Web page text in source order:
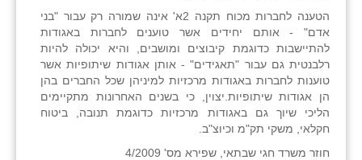
הטענה לחברות מכוח תקנה 2א' אינה שמורה רק עבור "בני
אדם" - אותם יחידים אשר טוענים לחברות באגודות
להתיישבות כדוגמת קיבוצים ומושבים, והיא יכולה להיות
רלבנטית גם עבור "תאגידים" - אותן אגודות שיתופיות אשר
טוענות לחברות באגודות מרכזיות למיניהן שכל החברים בהן
הן אגודות שיתופיות.יצוין, כי בשנים האחרונות מתקיימים
הליכי שיוך גם באגודות מרכזיות כדוגמת תנובה, ביטוח
חקלאי, משקי תק"מ וכיוצ"ב.
חוזר משרד חגי שבתאי, שפירא מס' 4/2009
כפר מרדכי
כפר סבא (אגרא)
כפר שמריהו
מגשימים